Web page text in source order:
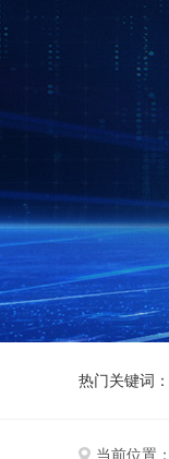
热门关键词：
当前位置：